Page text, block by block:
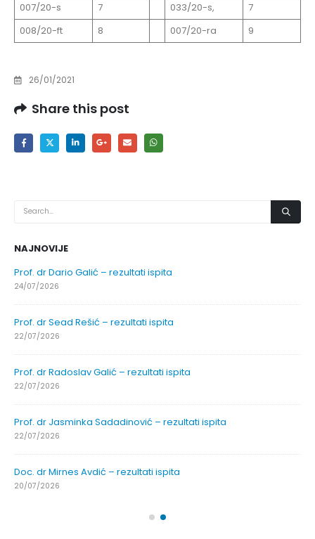
007/20-s
7 033/20-s,
7
008/20-ft
8 007/20-ra 9
26/01/2021
Share this post
NAJNOVIJE
Prof. dr Dario Galić – rezultati ispita
24/07/2026
Prof. dr Sead Rešić – rezultati ispita
22/07/2026
Prof. dr Radoslav Galić – rezultati ispita
22/07/2026
Prof. dr Jasminka Sadadinović – rezultati ispita
22/07/2026
Doc. dr Mirnes Avdić – rezultati ispita
20/07/2026